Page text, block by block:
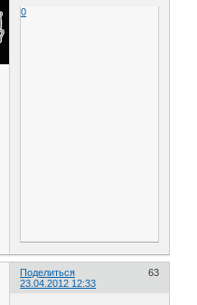
0
Поделиться
63
23.04.2012 12:33